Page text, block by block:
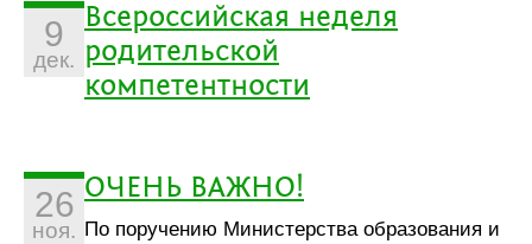
9
дек.
Всероссийская неделя
родительской
компетентности
26
ноя.
ОЧЕНЬ ВАЖНО!
По поручению Министерства образования и